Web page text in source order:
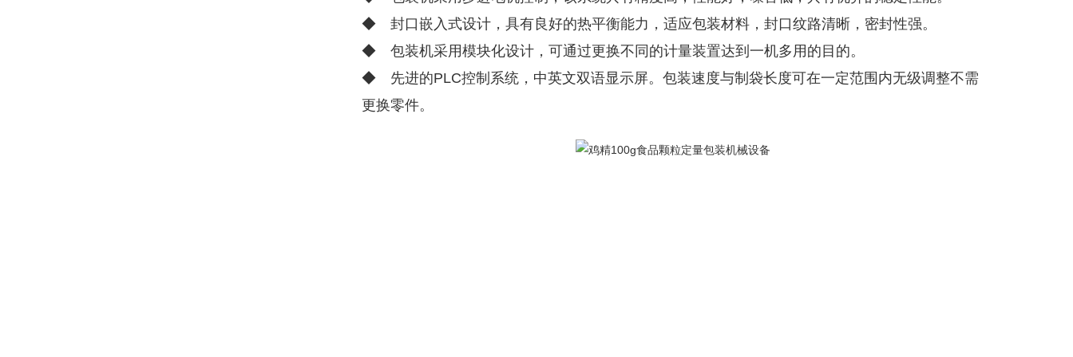
◆ 封口嵌入式设计，具有良好的热平衡能力，适应包装材料，封口纹路清晰，密封性强。
◆ 包装机采用模块化设计，可通过更换不同的计量装置达到一机多用的目的。
◆ 先进的PLC控制系统，中英文双语显示屏。包装速度与制袋长度可在一定范围内无级调整不需
更换零件。